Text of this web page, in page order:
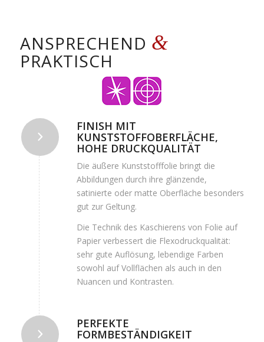
ANSPRECHEND &
PRAKTISCH
FINISH MIT
KUNSTSTOFFOBERFLÄCHE,
HOHE DRUCKQUALITÄT
Die äußere Kunststofffolie bringt die
Abbildungen durch ihre glänzende,
satinierte oder matte Oberfläche besonders
gut zur Geltung.
Die Technik des Kaschierens von Folie auf
Papier verbessert die Flexodruckqualität:
sehr gute Auflösung, lebendige Farben
sowohl auf Vollflächen als auch in den
Nuancen und Kontrasten.
PERFEKTE
FORMBESTÄNDIGKEIT